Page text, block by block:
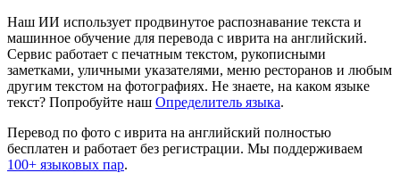
Наш ИИ использует продвинутое распознавание текста и
машинное обучение для перевода с иврита на английский.
Сервис работает с печатным текстом, рукописными
заметками, уличными указателями, меню ресторанов и любым
другим текстом на фотографиях. Не знаете, на каком языке
текст? Попробуйте наш Определитель языка.
Перевод по фото с иврита на английский полностью
бесплатен и работает без регистрации. Мы поддерживаем
100+ языковых пар.